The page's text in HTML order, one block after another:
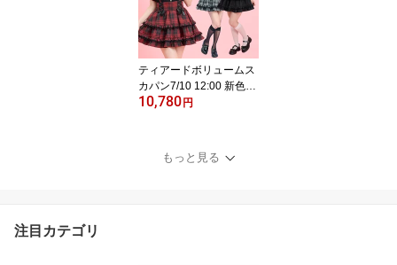
ワイン ブラック 黒
ティアードボリュームス
カパン7/10 12:00 新色登
場11/27 12:00 販売スタ
ニ 量産型 レディー
ス ガーリー スカー
10,780円
もっと見る
注目カテゴリ